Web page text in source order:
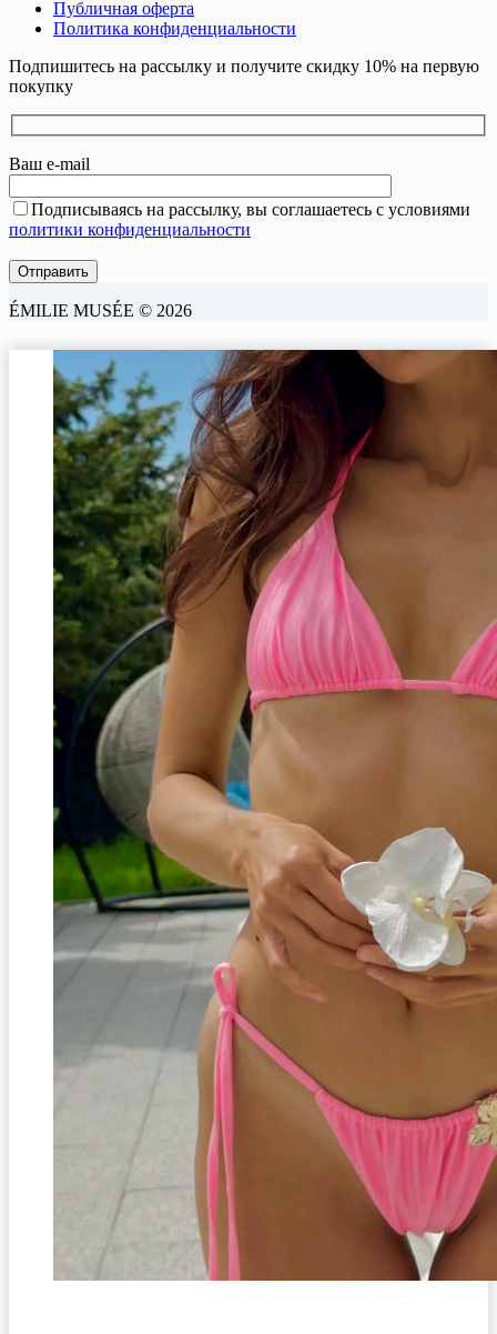
Публичная оферта
Политика конфиденциальности
Подпишитесь на рассылку и получите скидку 10% на первую
покупку
Ваш e-mail
Подписываясь на рассылку, вы соглашаетесь с условиями
политики конфиденциальности
ÉMILIE MUSÉE © 2026